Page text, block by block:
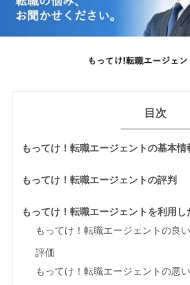
目次
もってけ！転職エージェントの基本
もってけ！転職エージェントの評判
もってけ！転職エージェントを利用し
もってけ！転職エージェントの良
評価
もってけ！転職エージェントの悪